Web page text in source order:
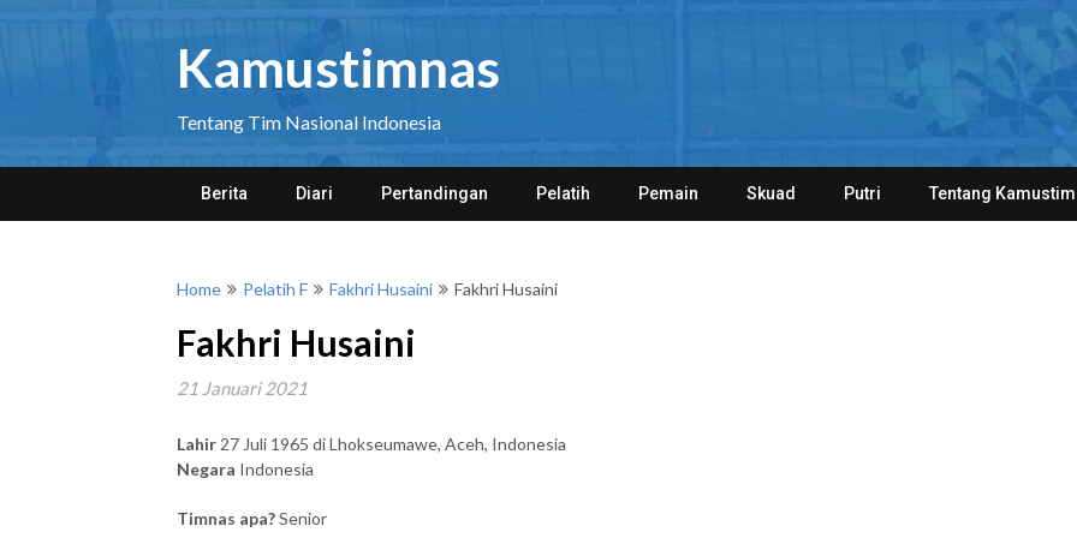
Kamustimnas
Tentang Tim Nasional Indonesia
Berita Diari Pertandingan Pelatih Pemain Skuad Putri Tentang
Home Pelatih F Fakhri Husaini Fakhri Husaini
Fakhri Husaini
21 Januari 2021
Lahir 27 Juli 1965 di Lhokseumawe, Aceh, Indonesia
Negara Indonesia
Timnas apa?Senior